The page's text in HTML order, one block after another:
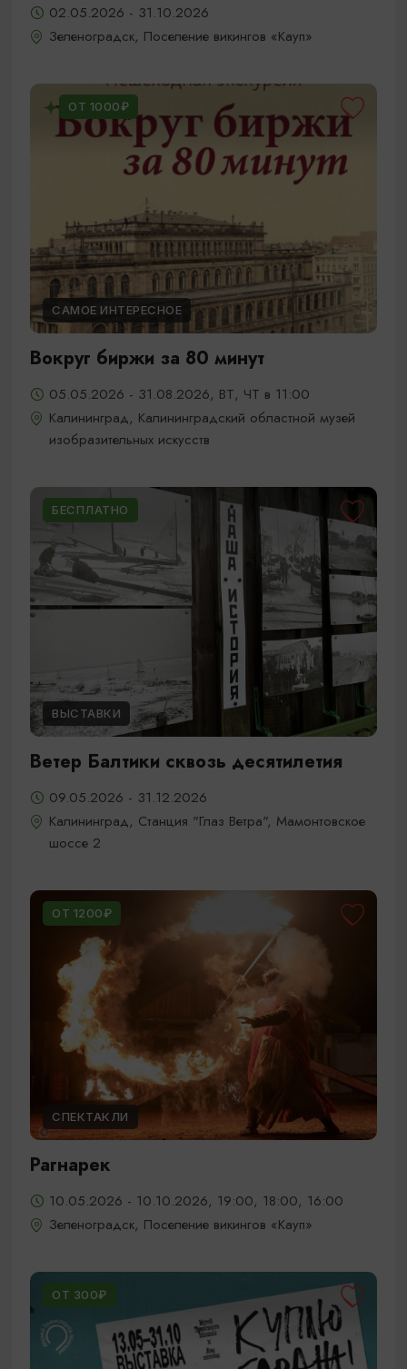
02.05.2026 - 31.10.2026
Зеленоградск, Поселение викингов «Кауп»
ОТ 1000₽
САМОЕ ИНТЕРЕСНОЕ
Вокруг биржи за 80 минут
05.05.2026 - 31.08.2026, ВТ, ЧТ в 11:00
Калининград, Калининградский областной музей
изобразительных искусств
БЕСПЛАТНО
ВЫСТАВКИ
Ветер Балтики сквозь десятилетия
09.05.2026 - 31.12.2026
Калининград, Станция "Глаз Ветра", Мамонтовское
шоссе 2
ОТ 1200₽
СПЕКТАКЛИ
Рагнарек
10.05.2026 - 10.10.2026, 19:00, 18:00, 16:00
Зеленоградск, Поселение викингов «Кауп»
ОТ 300₽